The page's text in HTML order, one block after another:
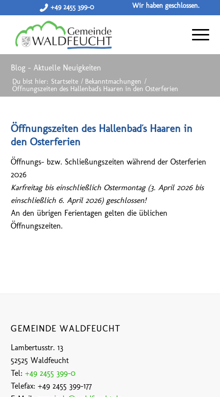
+49 2455 399-0 Wir haben geschlossen.
Blog - Aktuelle Neuigkeiten
Du bist hier: Startseite / Bekanntmachungen /
Öffnungszeiten des Hallenbad´s Haaren in den Osterferien
Öffnungszeiten des Hallenbad´s Haaren in
den Osterferien
Öffnungs- bzw. Schließungszeiten während der Osterferien
2026
Karfreitag bis einschließlich Ostermontag (3. April 2026 bis
einschließlich 6. April 2026) geschlossen!
An den übrigen Ferientagen gelten die üblichen
Öffnungszeiten.
GEMEINDE WALDFEUCHT
Lambertusstr. 13
52525 Waldfeucht
Tel:+49 2455 399-0
Telefax: +49 2455 399-177